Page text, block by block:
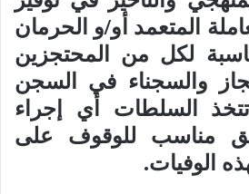
المتعمد أو/و الحرمان
لكل من المحتجزين
والسجناء في السجن
السلطات أي إجراء
مناسب للوقوف على
الوفيات.